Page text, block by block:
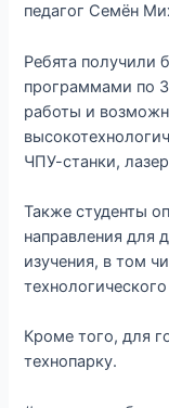
педагог Семён
Ребята получили
программами по
работы и
ЧПУ-станки,
Также студенты
направления для
изучения, в том
Кроме того, для
технопарку.